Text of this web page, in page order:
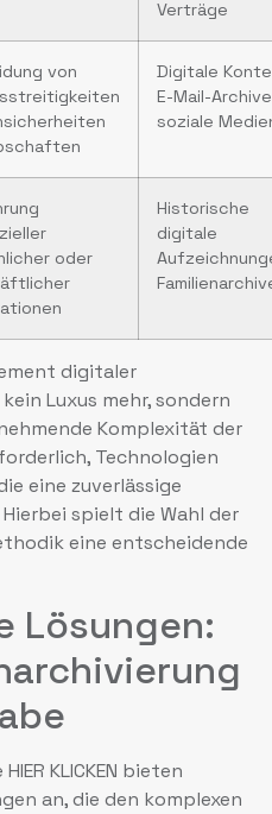
Verträge
von
Digitale
E-Mail-
soziale
oder
Historische
digitale
digitaler
Luxus mehr, sondern
Komplexität der
Technologien
eine zuverlässige
spielt die Wahl der
eine entscheidende
Lösungen:
KLICKEN bieten
an, die den komplexen